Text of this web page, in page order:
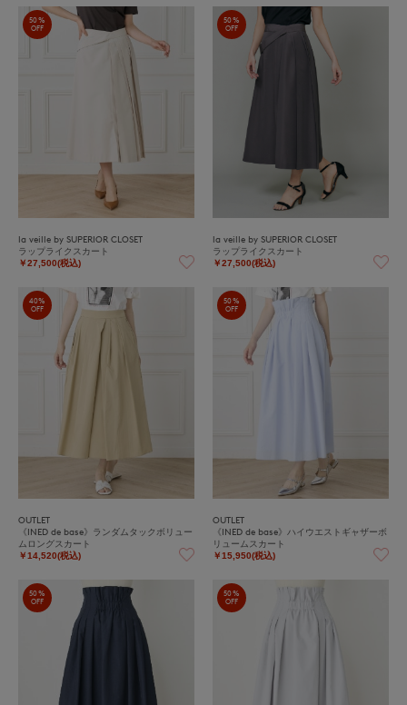
50%
OFF
la veille by SUPERIOR CLOSET
ラップライクスカート
￥27,500(税込)
50%
OFF
la veille by SUPERIOR CLOSET
ラップライクスカート
￥27,500(税込)
40%
OFF
OUTLET
《INED de base》ランダムタックボリュー
ムロングスカート
￥14,520(税込)
50%
OFF
OUTLET
《INED de base》ハイウエストギャザーボ
リュームスカート
￥15,950(税込)
50%
OFF
50%
OFF